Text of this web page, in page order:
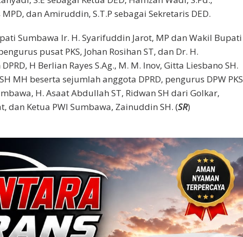
dan Amiruddin, S.T.P sebagai Sekretaris DED.
Sumbawa Ir. H. Syarifuddin Jarot, MP dan Wakil Bupati
pusat PKS, Johan Rosihan ST, dan Dr. H.
H Berlian Rayes S.Ag., M. M. Inov, Gitta Liesbano SH.
MH beserta sejumlah anggota DPRD, pengurus DPW PKS
H. Asaat Abdullah ST, Ridwan SH dari Golkar,
dan Ketua PWI Sumbawa, Zainuddin SH. (SR)